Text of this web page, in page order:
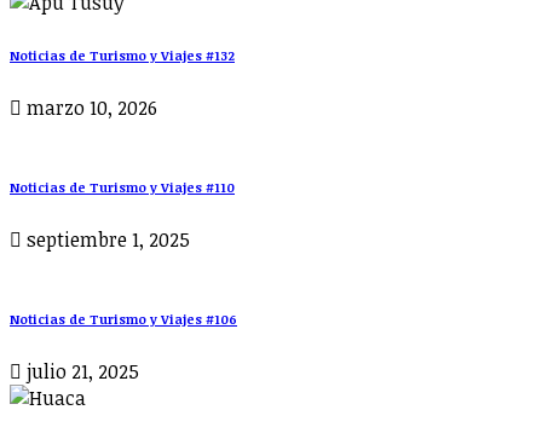
Noticias de Turismo y Viajes #132
marzo 10, 2026
Noticias de Turismo y Viajes #110
septiembre 1, 2025
Noticias de Turismo y Viajes #106
julio 21, 2025